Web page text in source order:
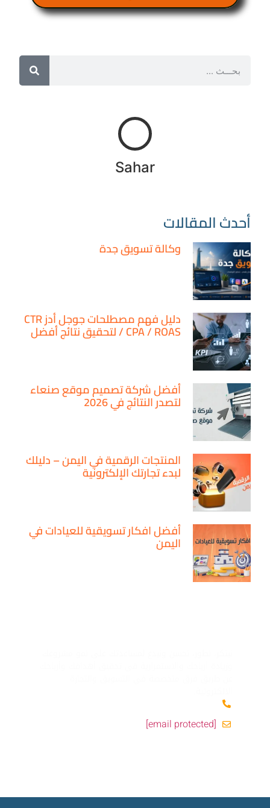
Sahar
أحدث المقالات
وكالة تسويق جدة
دليل فهم مصطلحات جوجل أدز CTR
/ CPA / ROAS لتحقيق نتائج أفضل
أفضل شركة تصميم موقع صنعاء
لتصدر النتائج في 2026
المنتجات الرقمية في اليمن – دليلك
لبدء تجارتك الإلكترونية
أفضل افكار تسويقية للعيادات في
اليمن
[email protected]